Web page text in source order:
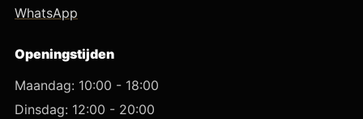
WhatsApp
Openingstijden
Maandag: 10:00 - 18:00
Dinsdag: 12:00 - 20:00